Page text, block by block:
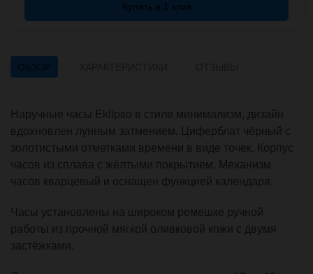
Купить в 1 клик
ОБЗОР
Наручные часы Eklipso в стиле минимализм, дизайн
вдохновлен лунным затмением. Циферблат чёрный с
золотистыми отметками времени в виде точек. Корпус
часов из сплава с жёлтыми покрытием. Механизм
часов кварцевый и оснащен функцией календаря.
Часы установлены на широком ремешке ручной
работы из прочной мягкой оливковой кожи с двумя
застёжками.